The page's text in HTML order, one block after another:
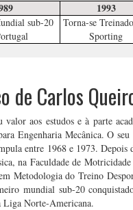
1993
sub-20
Torna-se
Sporting
de Carlos
valor aos estudos e à parte
Engenharia Mecânica. O
entre 1968 e 1973.
na Faculdade de
Metodologia do Treino
mundial sub-20
Liga Norte-Americana.